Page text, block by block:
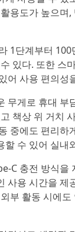
용도가 높으
1단계부터
있다. 또한 스
어 사용 편의성
무게로 휴대
책상 위 거치
중에도 편리
할 수 있어 실
C 충전 방식
사용 시간을
부 활동 시에